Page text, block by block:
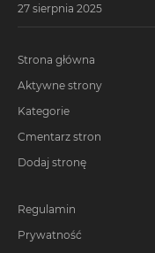
27 sierpnia 2025
Strona główna
Aktywne strony
Kategorie
Cmentarz stron
Dodaj stronę
Regulamin
Prywatność